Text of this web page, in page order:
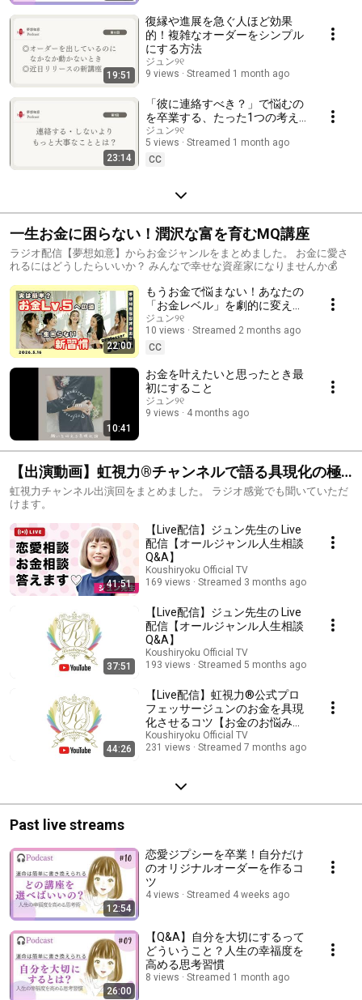
19:51
復縁や進展を急ぐ人ほど効果
的！複雑なオーダーをシンプル
にする方法
ジュン୨୧
9 views
Streamed 1 month ago
23:14
「彼に連絡すべき？」で悩むの
を卒業する、たった1つの考え
方
ジュン୨୧
5 views
Streamed 1 month ago
CC
一生お金に困らない！潤沢な富を育むMQ講座
ラジオ配信【夢想如意】からお金ジャンルをまとめました。 お金に愛さ
れるにはどうしたらいいか？ みんなで幸せな資産家になりませんか💰
22:00
もうお金で悩まない！あなたの
「お金レベル」を劇的に変えて
理想の未来を創る方法
ジュン୨୧
10 views
Streamed 2 months ago
CC
10:41
お金を叶えたいと思ったとき最
初にすること
ジュン୨୧
9 views
4 months ago
【出演動画】虹視力®チャンネルで語る具現化の極
意
虹視力チャンネル出演回をまとめました。 ラジオ感覚でも聞いていただ
けます。
41:51
【Live配信】ジュン先生の Live
配信【オールジャンル人生相談
Q&A】
Koushiryoku Official TV
169 views
Streamed 3 months ago
37:51
【Live配信】ジュン先生の Live
配信【オールジャンル人生相談
Q&A】
Koushiryoku Official TV
193 views
Streamed 5 months ago
44:26
【Live配信】虹視力®︎公式プロ
フェッサージュンのお金を具現
化させるコツ【お金のお悩みに
答えます】
Koushiryoku Official TV
231 views
Streamed 7 months ago
Past live streams
12:54
恋愛ジプシーを卒業！自分だけ
のオリジナルオーダーを作るコ
ツ
4 views Streamed 4 weeks ago
26:00
【Q&A】自分を大切にするって
どういうこと？人生の幸福度を
高める思考習慣
8 views Streamed 1 month ago